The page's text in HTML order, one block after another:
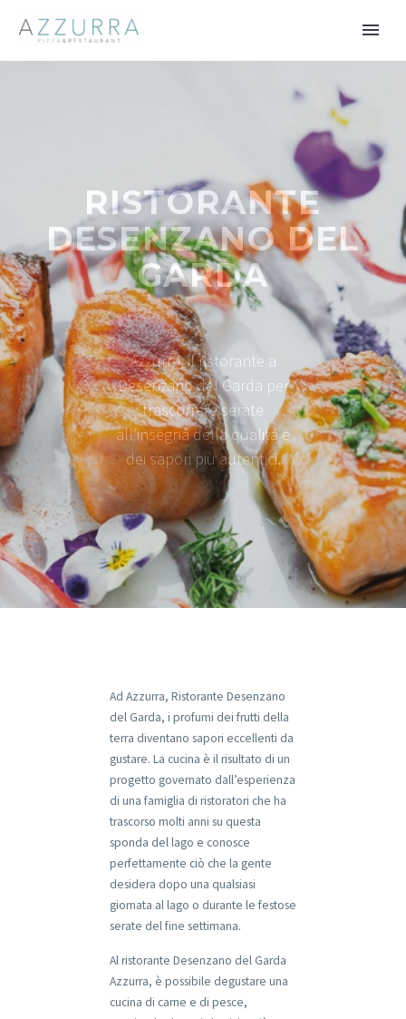
RISTORANTE
DESENZANO DEL
GARDA
Azzurra, il ristorante a
Desenzano del Garda per
trascorrere serate
all’insegna della qualità e
dei sapori più autentici.
Ad Azzurra, Ristorante Desenzano
del Garda, i profumi dei frutti della
terra diventano sapori eccellenti da
gustare. La cucina è il risultato di un
progetto governato dall’esperienza
di una famiglia di ristoratori che ha
trascorso molti anni su questa
sponda del lago e conosce
perfettamente ciò che la gente
desidera dopo una qualsiasi
giornata al lago o durante le festose
serate del fine settimana.
Al ristorante Desenzano del Garda
Azzurra, è possibile degustare una
cucina di carne e di pesce,